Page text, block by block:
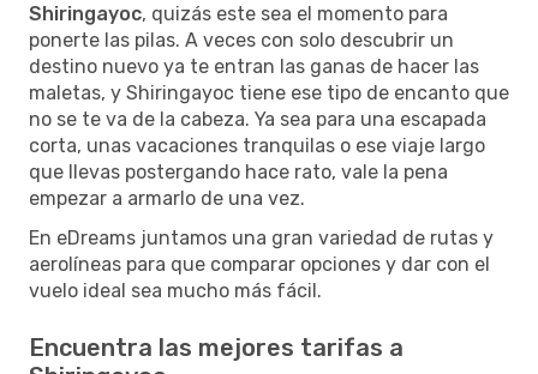
Shiringayoc, quizás este sea el momento para
ponerte las pilas. A veces con solo descubrir un
destino nuevo ya te entran las ganas de hacer las
maletas, y Shiringayoc tiene ese tipo de encanto que
no se te va de la cabeza. Ya sea para una escapada
corta, unas vacaciones tranquilas o ese viaje largo
que llevas postergando hace rato, vale la pena
empezar a armarlo de una vez.
En eDreams juntamos una gran variedad de rutas y
aerolíneas para que comparar opciones y dar con el
vuelo ideal sea mucho más fácil.
Encuentra las mejores tarifas a